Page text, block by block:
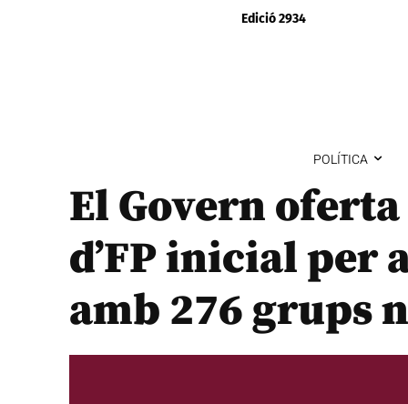
Edició 2934
POLÍTICA
El Govern
d’FP inicial per
amb 276 grups